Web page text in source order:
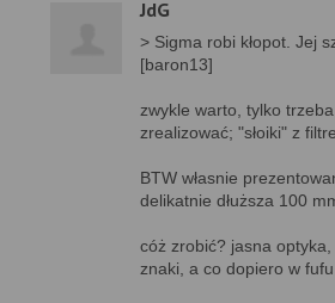
JdG
> Sigma robi kłopot. Jej
[baron13]
zwykle warto, tylko
zrealizować; "słoiki" z
BTW własnie
delikatnie dłuższa 100
cóż zrobić? jasna
znaki, a co dopiero w